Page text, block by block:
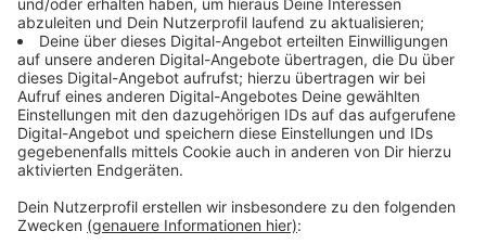
Was ist erlaubt und was nicht?
Anzeige
Kein Problem ist das bloße Zurückschneiden von neu
austreibenden Ästen. Wenn diese auf öffentliche
Gehwege oder in Einfahrten ragen, seid ihr sogar
verpflichtet, zur Heckenschere zu greifen. Wer gegen